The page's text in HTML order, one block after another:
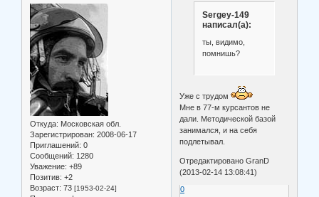
Откуда: Московская обл.
Зарегистрирован: 2008-06-17
Приглашений: 0
Сообщений: 1280
Уважение: +89
Позитив: +2
Возраст: 73 [1953-02-24]
Sergey-149
написал(а):
ты, видимо,
помнишь?
Уже с трудом
Мне в 77-м курсантов не
дали. Методической базой
занимался, и на себя
подлетывал.
Отредактировано GranD
(2013-02-14 13:08:41)
0